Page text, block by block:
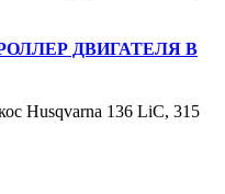
ДВИГАТЕЛЯ В
Husqvarna 136 LiC, 315